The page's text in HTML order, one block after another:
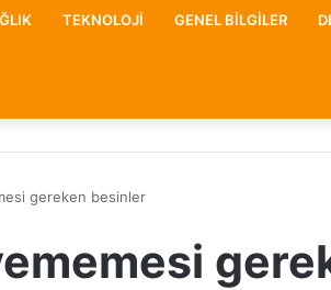
TEKNOLOJI GENEL BILGILER
gereken besinler